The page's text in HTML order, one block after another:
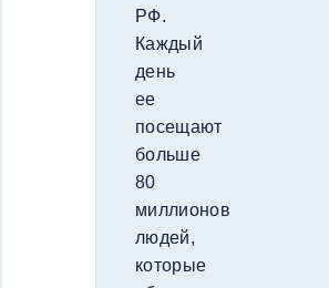
РФ.
Каждый
день
ее
посещают
больше
80
миллионов
людей,
которые